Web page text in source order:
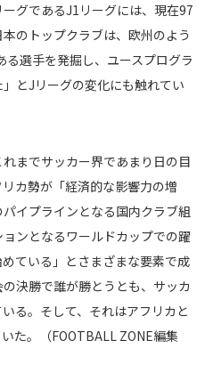
グであるJ1リーグには、現在97
のトップクラブは、欧州のよう
選手を発掘し、ユースプログラ
とJリーグの変化にも触れてい
までサッカー界であまり日の目
カ勢が「経済的な影響力の増
イプラインとなる国内クラブ組
ンとなるワールドカップでの躍
ている」とさまざまな要素で成
決勝で誰が勝とうとも、サッカ
る。そして、それはアフリカと
た。（FOOTBALL ZONE編集